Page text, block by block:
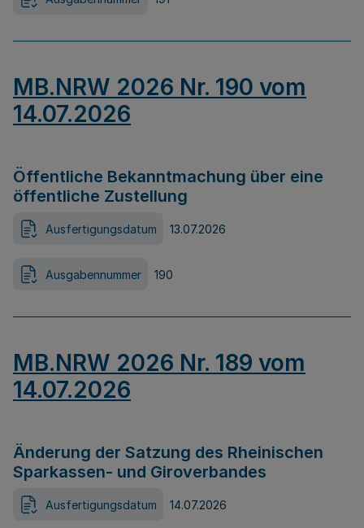
MB.NRW 2026 Nr. 190 vom
14.07.2026
Öffentliche Bekanntmachung über eine
öffentliche Zustellung
Ausfertigungsdatum 13.07.2026
Ausgabennummer 190
MB.NRW 2026 Nr. 189 vom
14.07.2026
Änderung der Satzung des Rheinischen
Sparkassen- und Giroverbandes
Ausfertigungsdatum 14.07.2026